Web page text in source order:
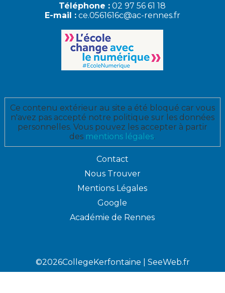
Téléphone : 02 97 56 61 18
E-mail : ce.0561616c@ac-rennes.fr
Ce contenu extérieur au site a été bloqué car vous
n'avez pas accepté notre politique sur les données
personnelles. Vous pouvez les accepter à partir
des mentions légales.
Contact
Nous Trouver
Mentions Légales
Google
Académie de Rennes
©2026CollegeKerfontaine | SeeWeb.fr